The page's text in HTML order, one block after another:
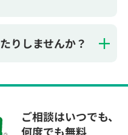
以上の保険ショップ
などの保険相談はもち